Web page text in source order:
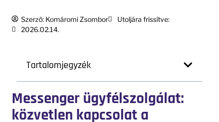
Szerző: Komáromi Zsombor
Utoljára frissítve:
2026.02.14.
Tartalomjegyzék
Messenger ügyfélszolgálat:
közvetlen kapcsolat a